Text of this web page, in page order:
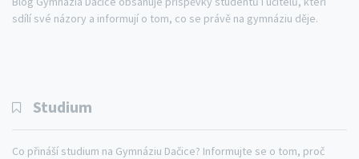
sdílí své názory a informují o tom, co se právě na gymnáziu děje.
Studium
Co přináší studium na Gymnáziu Dačice? Informujte se o tom, proč